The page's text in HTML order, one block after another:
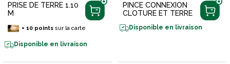
PRISE DE TERRE 1.10
M
+ 10pointssur la carte
Disponible en livraison
PINCE CONNEXION
CLOTURE ET TERRE
Disponible en livraison